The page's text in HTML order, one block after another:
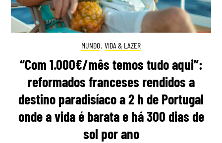
MUNDO, VIDA & LAZER
“Com 1.000€/mês temos tudo aqui”:
reformados franceses rendidos a
destino paradisíaco a 2 h de Portugal
onde a vida é barata e há 300 dias de
sol por ano